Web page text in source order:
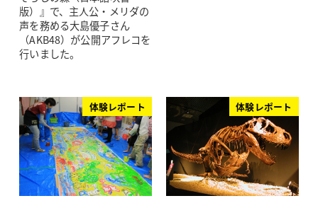
版）』で、主人公・メリダの
声を務める大島優子さん
（AKB48）が公開アフレコを
行いました。
体験レポート 体験レポート